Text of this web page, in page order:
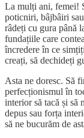
La mulți ani, femei!
poticniri, bâjbâiri
râdeți cu gura până
fundațiile care
încredere în ce
creați, să dechideți
Asta ne doresc. Să
perfecționismul în
interior să tacă și să
depus sau forța
să ne bucurăm de